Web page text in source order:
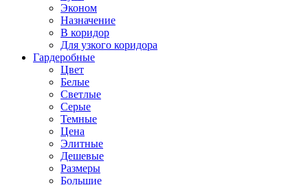
Эконом
Назначение
В коридор
Для узкого коридора
Гардеробные
Цвет
Белые
Светлые
Серые
Темные
Цена
Элитные
Дешевые
Размеры
Большие